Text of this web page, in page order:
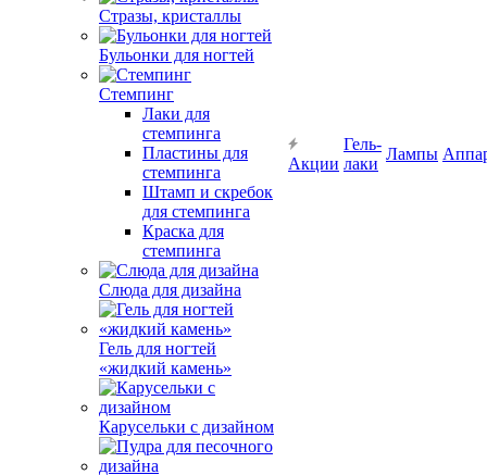
Стразы, кристаллы
Бульонки для ногтей
Стемпинг
Лаки для
стемпинга
Пластины для
стемпинга
Штамп и скребок
для стемпинга
Краска для
стемпинга
Слюда для дизайна
Гель для ногтей
«жидкий камень»
Карусельки с дизайном
Акции
Гель-
лаки
Лампы